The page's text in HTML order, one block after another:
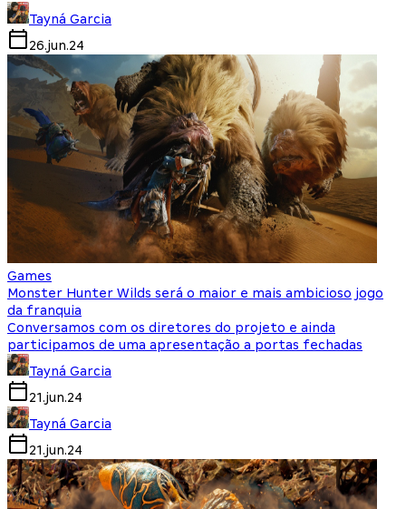
Tayná Garcia
26.jun.24
Games
Monster Hunter Wilds será o maior e mais ambicioso jogo
da franquia
Conversamos com os diretores do projeto e ainda
participamos de uma apresentação a portas fechadas
Tayná Garcia
21.jun.24
Tayná Garcia
21.jun.24